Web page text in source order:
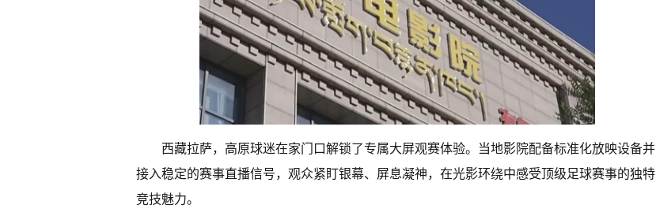
西藏拉萨，高原球迷在家门口解锁了专属大屏观赛体验。当地影院配备标准化放映设备并
接入稳定的赛事直播信号，观众紧盯银幕、屏息凝神，在光影环绕中感受顶级足球赛事的独特
竞技魅力。